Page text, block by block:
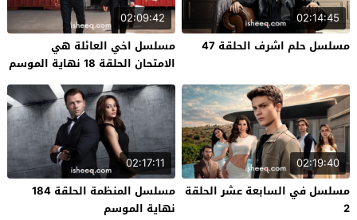
02:14:45
مسلسل حلم اشرف الحلقة 47
02:09:42
مسلسل اخي العائلة هي
الامتحان الحلقة 18 نهاية الموسم
02:19:40
مسلسل في السابعة عشر الحلقة
2
02:17:11
مسلسل المنظمة الحلقة 184
نهاية الموسم